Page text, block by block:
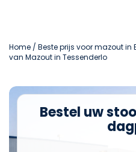
Home / Beste prijs voor mazout in
van Mazout in Tessenderlo
Bestel uw